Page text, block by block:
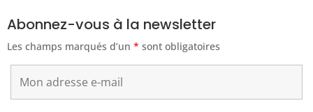
Abonnez-vous à la newsletter
Les champs marqués d’un * sont obligatoires